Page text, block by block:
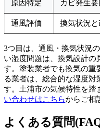
原因特定 カビ発生
通風評価 換気状況
3つ目は、通風・換気状況
い湿度問題は、換気設計の
す。塗装業者でも換気の重
る業者は、総合的な湿度対
す。土浦市の気候特性を踏
い合わせはこちらからご相
よくある質問